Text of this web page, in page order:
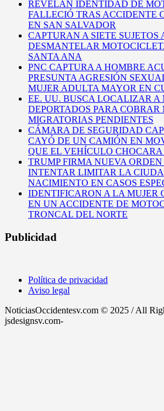
REVELAN IDENTIDAD DE
FALLECIÓ TRAS ACCIDENTE
EN SAN SALVADOR
CAPTURAN A SIETE SUJETOS
DESMANTELAR
SANTA ANA
PNC CAPTURA A HOMBRE
PRESUNTA AGRESIÓN
MUJER ADULTA MAYOR EN
EE. UU. BUSCA LOCALIZAR A
DEPORTADOS PARA COBRAR
MIGRATORIAS PENDIENTES
CÁMARA DE SEGURIDAD
CAYÓ DE UN CAMIÓN EN
QUE EL VEHÍCULO CHOCARA
TRUMP FIRMA NUEVA
INTENTAR LIMITAR LA
NACIMIENTO EN CASOS
IDENTIFICARON A LA MUJER
EN UN ACCIDENTE DE
TRONCAL DEL NORTE
Publicidad
Política de privacidad
Aviso legal
NoticiasOccidentesv.com © 2025 / All
jsdesignsv.com-